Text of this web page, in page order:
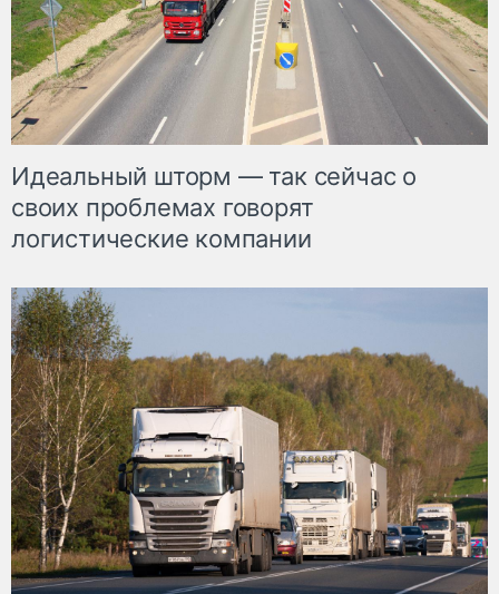
Идеальный шторм — так сейчас о
своих проблемах говорят
логистические компании